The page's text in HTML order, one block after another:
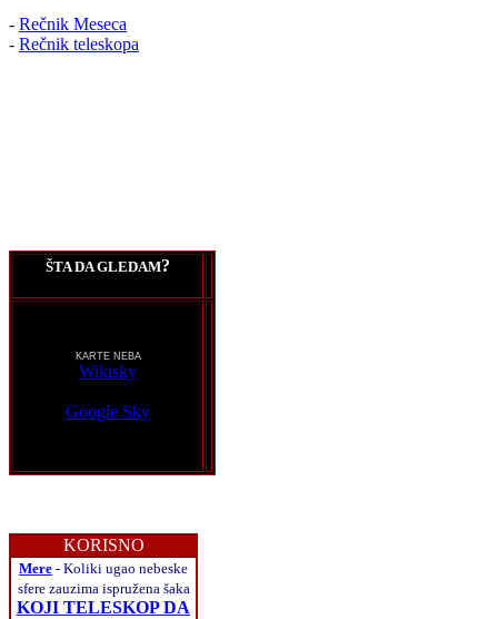
- Rečnik Meseca
- Rečnik teleskopa
ŠTA DA GLEDAM?
KARTE NEBA
Wikisky
Google Sky
KORISNO
Mere - Koliki ugao nebeske
sfere zauzima ispružena šaka
KOJI TELESKOP DA